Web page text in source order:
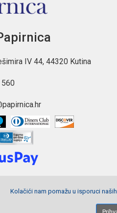
IV 44, 44320 Kutina
Kolačići nam pomažu u isporuci